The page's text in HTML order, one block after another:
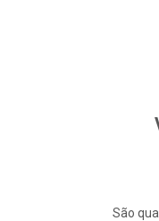
São